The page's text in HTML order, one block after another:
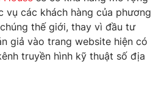
lai
vụ các khách hàng của phương
thế giới, thay vì đầu tư
giả vào trang website hiện có
truyền hình kỹ thuật số địa